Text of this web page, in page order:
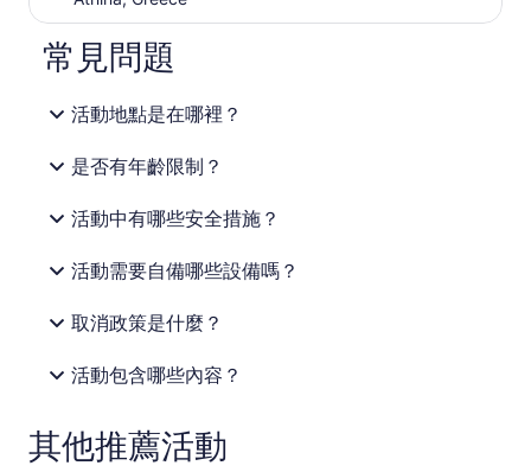
常見問題
活動地點是在哪裡？
是否有年齡限制？
活動中有哪些安全措施？
活動需要自備哪些設備嗎？
取消政策是什麼？
活動包含哪些內容？
其他推薦活動